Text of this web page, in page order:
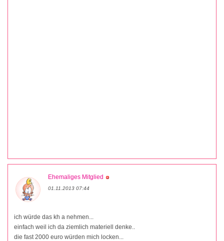
Ehemaliges Mitglied
01.11.2013 07:44
ich würde das kh a nehmen...
einfach weil ich da ziemlich materiell denke..
die fast 2000 euro würden mich locken...